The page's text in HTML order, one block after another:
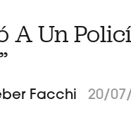
A Un
Facchi 20/